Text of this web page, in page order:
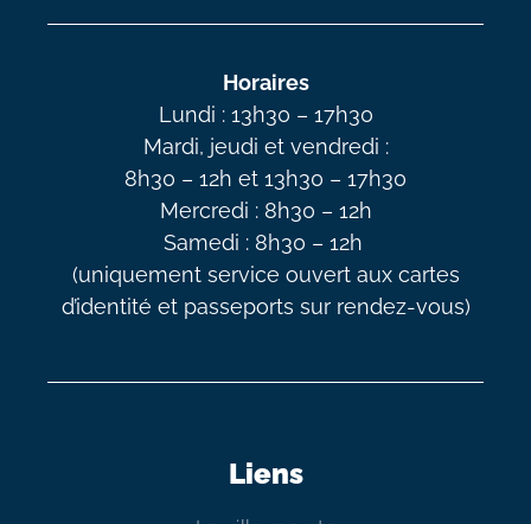
Horaires
Lundi : 13h30 – 17h30
Mardi, jeudi et vendredi :
8h30 – 12h et 13h30 – 17h30
Mercredi : 8h30 – 12h
Samedi : 8h30 – 12h
(uniquement service ouvert aux cartes
d’identité et passeports sur rendez-vous)
Liens